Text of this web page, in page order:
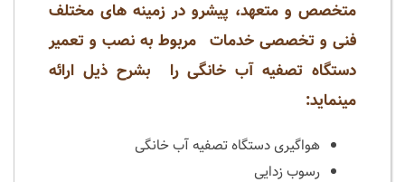
متخصص و متعهد، پیشرو در زمینه های مختلف
فنی و تخصصی خدمات مربوط به نصب و تعمیر
دستگاه تصفیه آب خانگی را بشرح ذیل ارائه
مینماید:
هواگیری دستگاه تصفیه آب خانگی
رسوب زدایی